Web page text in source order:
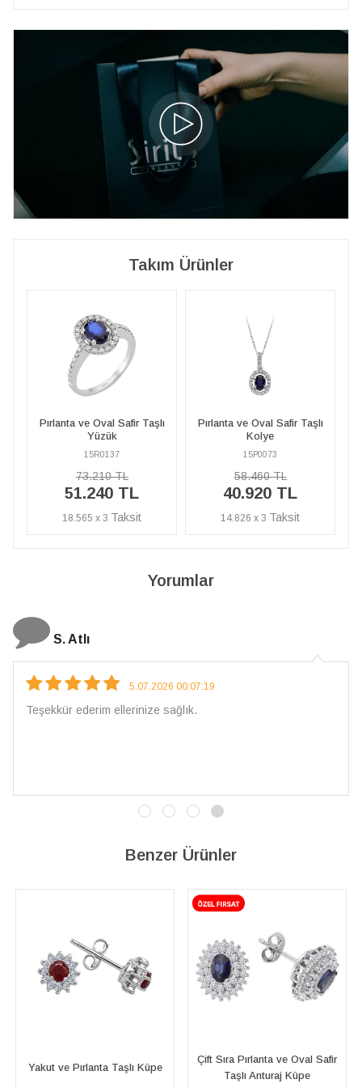
Takım Ürünler
Safir Taşlı
Pırlanta ve Oval Safir Taşlı
58.460 TL
40.920 TL
14.826 x 3
Pırlanta ve Oval Safir
73.210 TL
51.240 TL
18.565 x 3
Yorumlar
4.08.2026 16:27:03
Çarpıcı ve olağanüstü bir işçilikle hazırlanmış bir
Benzer Ürünler
Taşlı Anturaj Küpe
Oval Zümrüt ve Pırlanta Taşlı
Küpe